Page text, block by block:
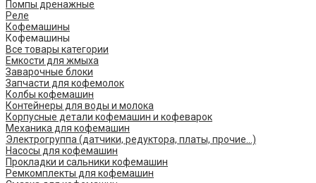
Помпы дренажные
Реле
Кофемашины
Кофемашины
Все товары категории
Емкости для жмыха
Заварочные блоки
Запчасти для кофемолок
Колбы кофемашин
Контейнеры для воды и молока
Корпусные детали кофемашин и кофеварок
Механика для кофемашин
Электрогруппа (датчики, редуктора, платы, прочие...)
Насосы для кофемашин
Прокладки и сальники кофемашин
Ремкомплекты для кофемашин